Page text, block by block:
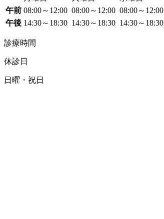
午前 08:00～12:00 08:00～12:00 08:00～12:00
午後 14:30～18:30 14:30～18:30 14:30～18:30
診療時間
休診日
日曜・祝日